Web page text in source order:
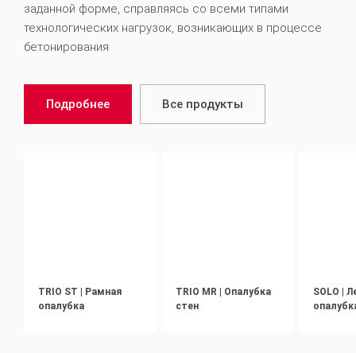
заданной форме, справляясь со всеми типами
технологических нагрузок, возникающих в процессе
бетонирования
Подробнее Все продукты
TRIO ST | Рамная
опалубка
TRIO MR | Опалубка
стен
SOLO |